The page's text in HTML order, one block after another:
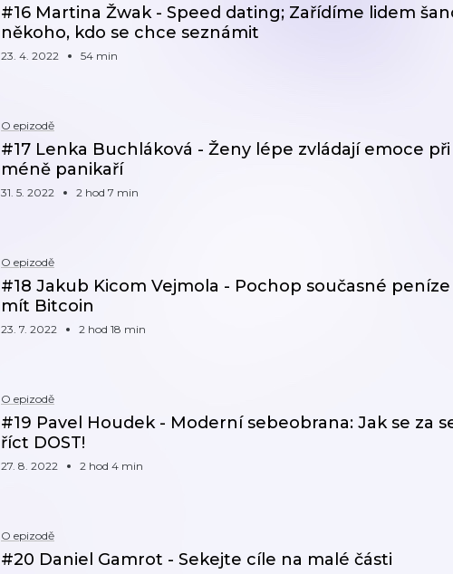
#16 Martina Žwak - Speed dating; Zařídíme lidem
někoho, kdo se chce seznámit
23. 4. 2022 54 min
O epizodě
#17 Lenka Buchláková - Ženy lépe zvládají emoce
méně panikaří
31. 5. 2022 2 hod 7 min
O epizodě
#18 Jakub Kicom Vejmola - Pochop současné peníze
mít Bitcoin
23. 7. 2022 2 hod 18 min
O epizodě
#19 Pavel Houdek - Moderní sebeobrana: Jak se za
říct DOST!
27. 8. 2022 2 hod 4 min
O epizodě
#20 Daniel Gamrot - Sekejte cíle na malé části